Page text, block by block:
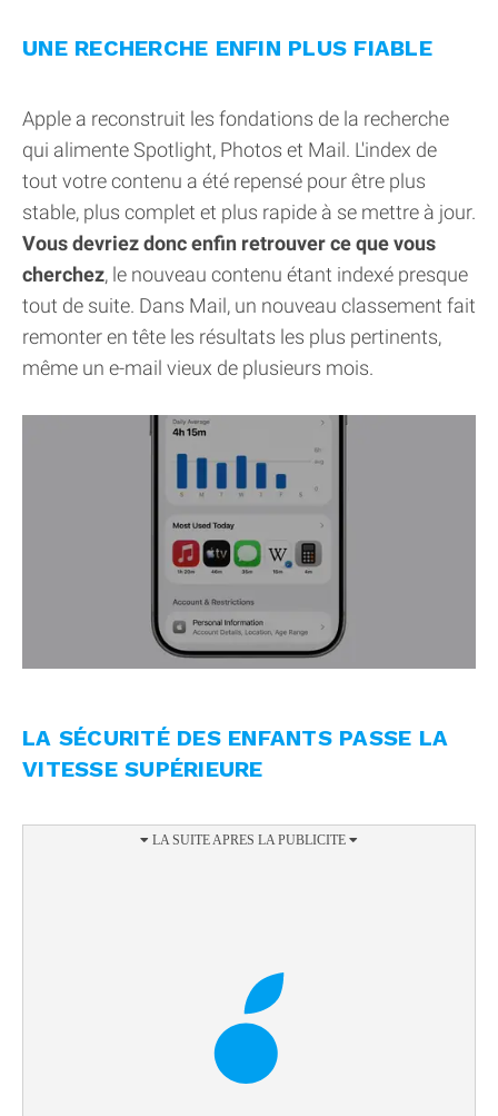
UNE RECHERCHE ENFIN PLUS FIABLE
Apple a reconstruit les fondations de la recherche
qui alimente Spotlight, Photos et Mail. L'index de
tout votre contenu a été repensé pour être plus
stable, plus complet et plus rapide à se mettre à jour.
Vous devriez donc enfin retrouver ce que vous
cherchez, le nouveau contenu étant indexé presque
tout de suite. Dans Mail, un nouveau classement fait
remonter en tête les résultats les plus pertinents,
même un e-mail vieux de plusieurs mois.
LA SÉCURITÉ DES ENFANTS PASSE LA
VITESSE SUPÉRIEURE